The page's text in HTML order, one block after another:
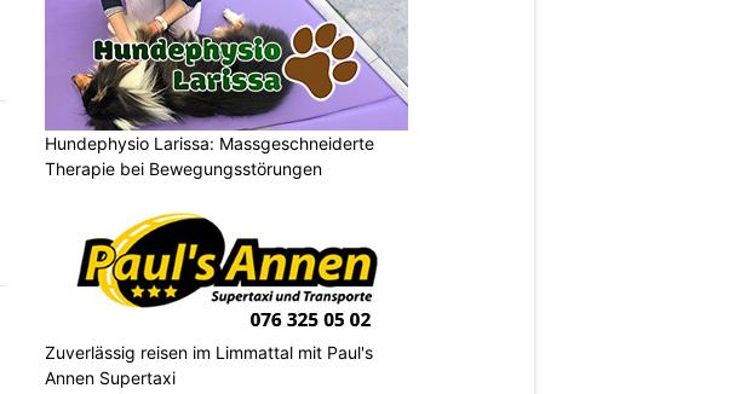
Hundephysio Larissa: Massgeschneiderte
Therapie bei Bewegungsstörungen
Zuverlässig reisen im Limmattal mit Paul's
Annen Supertaxi